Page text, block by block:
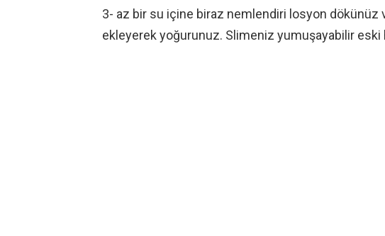
3- az bir su içine biraz nemlendiri losyon dökünüz
ekleyerek yoğurunuz. Slimeniz yumuşayabilir eski